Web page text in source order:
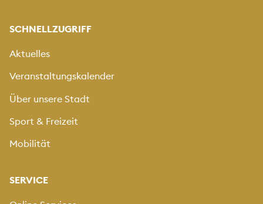
SCHNELLZUGRIFF
Aktuelles
Veranstaltungskalender
Über unsere Stadt
Sport & Freizeit
Mobilität
SERVICE